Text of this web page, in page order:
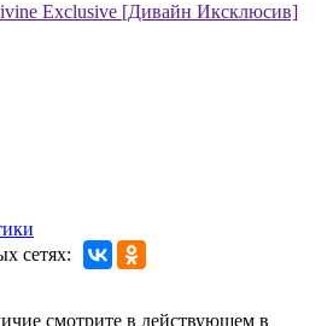
сетях:
смотрите в действующем в